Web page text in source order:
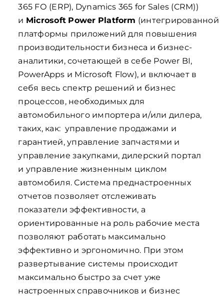
365 FО (ERP), Dynamics 365 for Sales (CRM))
и Microsoft Power Platform (интегрированной
платформы приложений для повышения
производительности бизнеса и бизнес-
аналитики, сочетающей в себе Power BI,
PowerApps и Microsoft Flow), и включает в
себя весь спектр решений и бизнес
процессов, необходимых для
автомобильного импортера и/или дилера,
таких, как: управление продажами и
гарантией, управление запчастями и
управление закупками, дилерский портал
и управление жизненным циклом
автомобиля. Система преднастроенных
отчетов позволяет отслеживать
показатели эффективности, а
ориентированные на роль рабочие места
позволяют работать максимально
эффективно и эргономично. При этом
развертывание системы происходит
максимально быстро за счет уже
настроенных справочников и бизнес